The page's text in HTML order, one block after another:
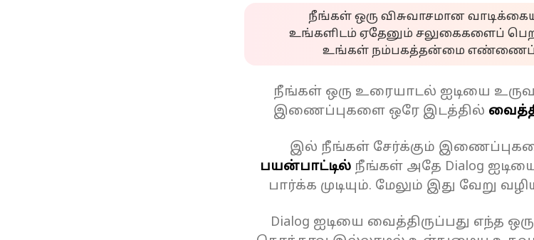
நீங்கள் ஒரு விசுவாசமான
உங்களிடம் ஏதேனும் சலுகைகளைப்
உங்கள் நம்பகத்தன்மை எண்ணைப்
நீங்கள் ஒரு உரையாடல் ஐடியை
இணைப்புகளை ஒரே இடத்தில்
இல் நீங்கள் சேர்க்கும்
பயன்பாட்டில்நீங்கள் அதே Dialog
பார்க்க முடியும். மேலும் இது வேறு
Dialog ஐடியை வைத்திருப்பது எந்த